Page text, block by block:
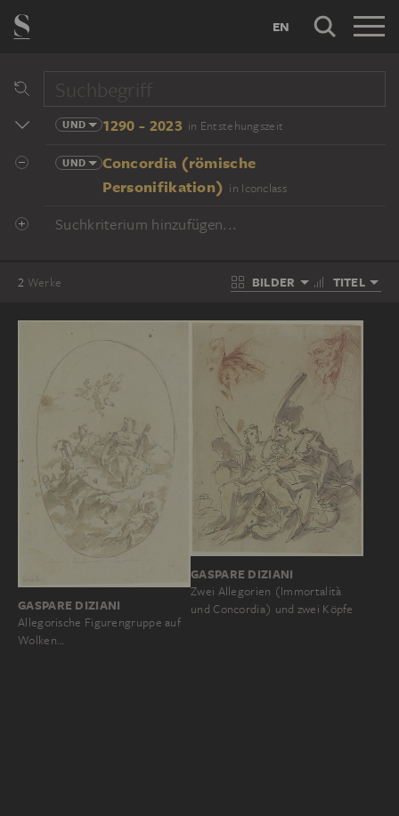
EN
UND 1290 - 2023 in Entstehungszeit
UND
Concordia (römische
Personifikation) in Iconclass
Suchkriterium hinzufügen...
2 Werke BILDER TITEL
GASPARE DIZIANI
Allegorische Figurengruppe auf
Wolken…
GASPARE DIZIANI
Zwei Allegorien (Immortalità
und Concordia) und zwei Köpfe